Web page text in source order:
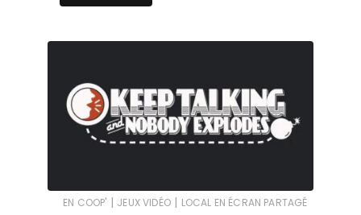
EN COOP' | JEUX VIDÉO | LOCAL EN ÉCRAN PARTAGÉ